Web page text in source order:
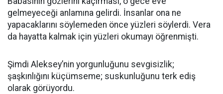
gelmeyeceği anlamına gelirdi. İnsanlar ona ne
yapacaklarını söylemeden önce yüzleri söylerdi. Vera
da hayatta kalmak için yüzleri okumayı öğrenmişti.
Şimdi Aleksey’nin yorgunluğunu sevgisizlik;
şaşkınlığını küçümseme; suskunluğunu terk ediş
olarak görüyordu.